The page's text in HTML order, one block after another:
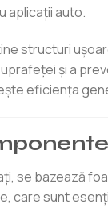
aplicații auto.
structuri
și a
eficiența
se bazează
care sunt